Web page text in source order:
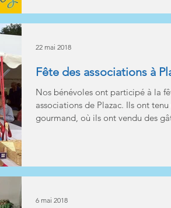
Fête des associations à
Nos bénévoles ont participé à la
associations de Plazac. Ils ont
gourmand, où ils ont vendu des
22 mai 2018
6 mai 2018